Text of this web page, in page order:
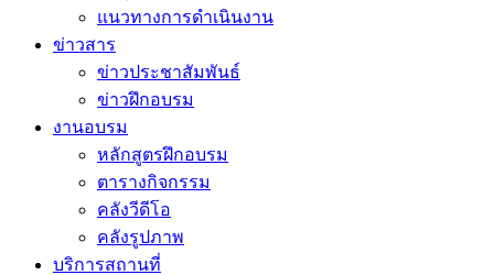
แนวทางการดำเนินงาน
ข่าวสาร
ข่าวประชาสัมพันธ์
ข่าวฝึกอบรม
งานอบรม
หลักสูตรฝึกอบรม
ตารางกิจกรรม
คลังวีดีโอ
คลังรูปภาพ
บริการสถานที่